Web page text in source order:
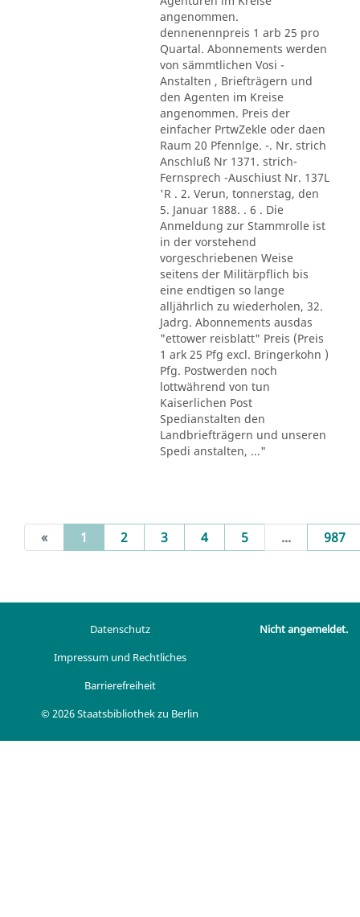
angenommen.
dennenennpreis 1 arb 25 pro
Quartal. Abonnements werden
von sämmtlichen Vosi -
Anstalten , Briefträgern und
den Agenten im Kreise
angenommen. Preis der
einfacher PrtwZekle oder daen
Raum 20 Pfennlge. -. Nr. strich
Anschluß Nr 1371. strich-
Fernsprech -Auschiust Nr. 137L
'R . 2. Verun, tonnerstag, den
5. Januar 1888. . 6 . Die
Anmeldung zur Stammrolle ist
in der vorstehend
vorgeschriebenen Weise
seitens der Militärpflich bis
eine endtigen so lange
alljährlich zu wiederholen, 32.
Jadrg. Abonnements ausdas
"ettower reisblatt" Preis (Preis
1 ark 25 Pfg excl. Bringerkohn )
Pfg. Postwerden noch
lottwährend von tun
Kaiserlichen Post
Spedianstalten den
Landbriefträgern und unseren
Spedi anstalten, ..."
« 1 (current)
2 3 4 5 ... 987
Datenschutz
Impressum und Rechtliches
Barrierefreiheit
© 2026 Staatsbibliothek zu Berlin
Nicht angemeldet.